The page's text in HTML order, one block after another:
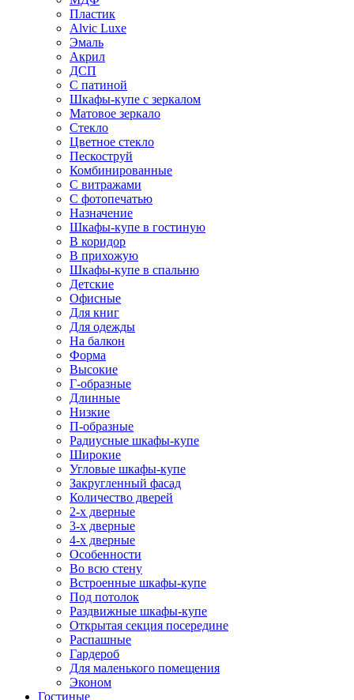
Пластик
Alvic Luxe
Эмаль
Акрил
ДСП
С патиной
Шкафы-купе с зеркалом
Матовое зеркало
Стекло
Цветное стекло
Пескоструй
Комбинированные
С витражами
С фотопечатью
Назначение
Шкафы-купе в гостиную
В коридор
В прихожую
Шкафы-купе в спальню
Детские
Офисные
Для книг
Для одежды
На балкон
Форма
Высокие
Г-образные
Длинные
Низкие
П-образные
Радиусные шкафы-купе
Широкие
Угловые шкафы-купе
Закругленный фасад
Количество дверей
2-х дверные
3-х дверные
4-х дверные
Особенности
Во всю стену
Встроенные шкафы-купе
Под потолок
Раздвижные шкафы-купе
Открытая секция посередине
Распашные
Гардероб
Для маленького помещения
Эконом
Гостиные